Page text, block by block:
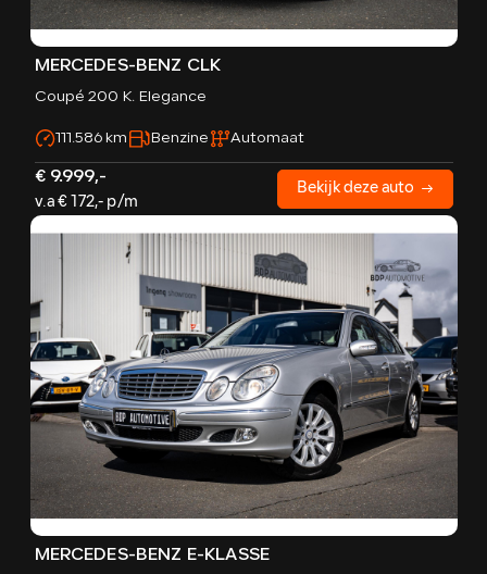
MERCEDES-BENZ CLK
Coupé 200 K. Elegance
111.586 km Benzine Automaat
€ 9.999,-
v.a € 172,- p/m
Bekijk deze auto
MERCEDES-BENZ E-KLASSE